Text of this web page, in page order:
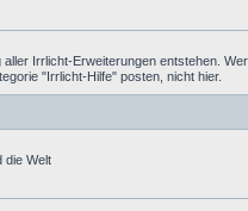
aller Irrlicht-Erweiterungen entstehen.
"Irrlicht-Hilfe" posten, nicht hier.
die Welt